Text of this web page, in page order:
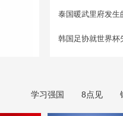
泰国暖武里府发生
韩国足协就世界杯
学习强国 8点见